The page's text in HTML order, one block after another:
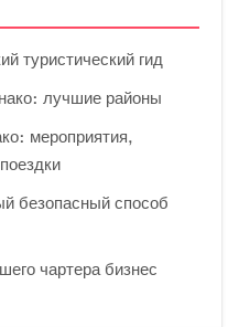
туристический гид
лучшие районы
мероприятия,
безопасный способ
чартера бизнес